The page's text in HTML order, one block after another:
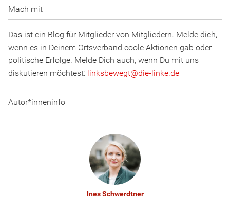
Mach mit
Das ist ein Blog für Mitglieder von Mitgliedern. Melde dich,
wenn es in Deinem Ortsverband coole Aktionen gab oder
politische Erfolge. Melde Dich auch, wenn Du mit uns
diskutieren möchtest: linksbewegt@die-l inke.de
Autor*inneninfo
Ines Schwerdtner